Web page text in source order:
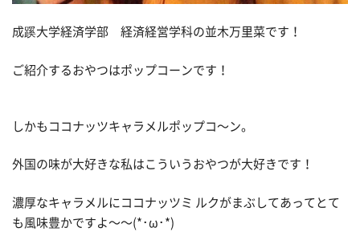
成蹊大学経済学部 経済経営学科の並木万里菜です！
ご紹介するおやつはポップコーンです！
しかもココナッツキャラメルポップコ〜ン。
外国の味が大好きな私はこういうおやつが大好きです！
濃厚なキャラメルにココナッツミ ルクがまぶしてあってとて
も風味豊かですよ〜〜(*･ω･*)